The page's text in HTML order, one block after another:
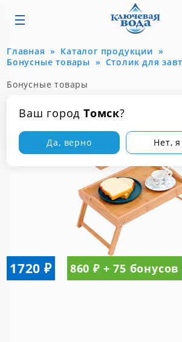
Ваш город Томск?
Да, верно Нет,
Главная
Каталог продукции
Бонусные товары
Столик для
Бонусные товары
Столик для
1720 ₽ 860 ₽ + 75 бонусов